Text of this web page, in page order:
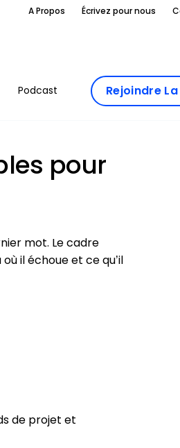
A Propos Écrivez pour nous
Podcast Rejoindre
pour
mot. Le cadre
il échoue et ce qu’il
de projet et